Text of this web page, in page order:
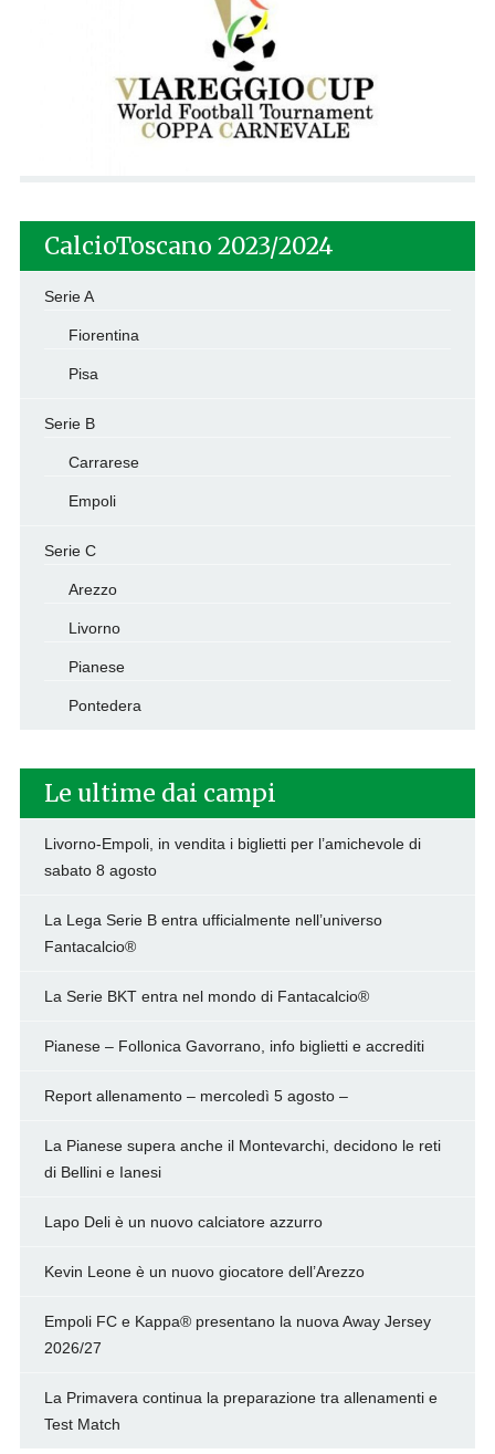
CalcioToscano 2023/2024
Serie A
Fiorentina
Pisa
Serie B
Carrarese
Empoli
Serie C
Arezzo
Livorno
Pianese
Pontedera
Le ultime dai campi
Livorno-Empoli, in vendita i biglietti per l’amichevole di
sabato 8 agosto
La Lega Serie B entra ufficialmente nell’universo
Fantacalcio®
La Serie BKT entra nel mondo di Fantacalcio®
Pianese – Follonica Gavorrano, info biglietti e accrediti
Report allenamento – mercoledì 5 agosto –
La Pianese supera anche il Montevarchi, decidono le reti
di Bellini e Ianesi
Lapo Deli è un nuovo calciatore azzurro
Kevin Leone è un nuovo giocatore dell’Arezzo
Empoli FC e Kappa® presentano la nuova Away Jersey
2026/27
La Primavera continua la preparazione tra allenamenti e
Test Match